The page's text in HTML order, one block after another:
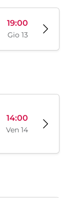
19:00
Gio 13
14:00
Ven 14